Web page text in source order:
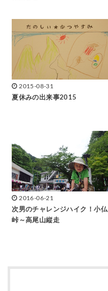
2015-08-31
夏休みの出来事2015
2016-06-21
次男のチャレンジハイク！小仏
峠～高尾山縦走